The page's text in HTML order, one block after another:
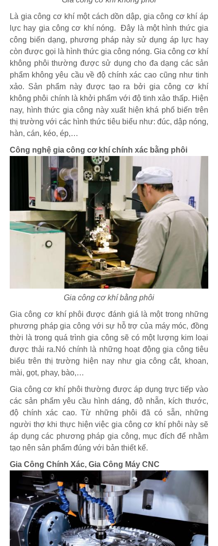
Là gia công cơ khí một cách dồn dập, gia công cơ khí áp
lực hay gia công cơ khí nóng. Đây là một hình thức gia
công biến dạng, phương pháp này sử dụng áp lực hay
còn được gọi là hình thức gia công nóng. Gia công cơ khí
không phôi thường được sử dụng cho đa dạng các sản
phẩm không yêu cầu về độ chính xác cao cũng như tinh
xảo. Sản phẩm này được tạo ra bởi gia công cơ khí
không phôi chính là khởi phẩm với độ tinh xảo thấp. Hiện
nay, hình thức gia công này xuất hiện khá phổ biến trên
thị trường với các hình thức tiêu biểu như: đúc, dập nóng,
hàn, cán, kéo, ép,…
Công nghệ gia công cơ khí chính xác bằng phôi
Gia công cơ khí bằng phôi
Gia công cơ khí phôi được đánh giá là một trong những
phương pháp gia công với sự hỗ trợ của máy móc, đồng
thời là trong quá trình gia công sẽ có một lượng kim loại
được thải ra.Nó chính là những hoạt động gia công tiêu
biểu trên thị trường hiện nay như gia công cắt, khoan,
mài, gọt, phay, bào,…
Gia công cơ khí phôi thường được áp dụng trực tiếp vào
các sản phẩm yêu cầu hình dáng, độ nhẵn, kích thước,
độ chính xác cao. Từ những phôi đã có sẵn, những
người thợ khi thực hiện việc gia công cơ khí phôi này sẽ
áp dụng các phương pháp gia công, mục đích để nhằm
tạo nên sản phẩm đúng với bản thiết kế.
Gia Công Chính Xác, Gia Công Máy CNC